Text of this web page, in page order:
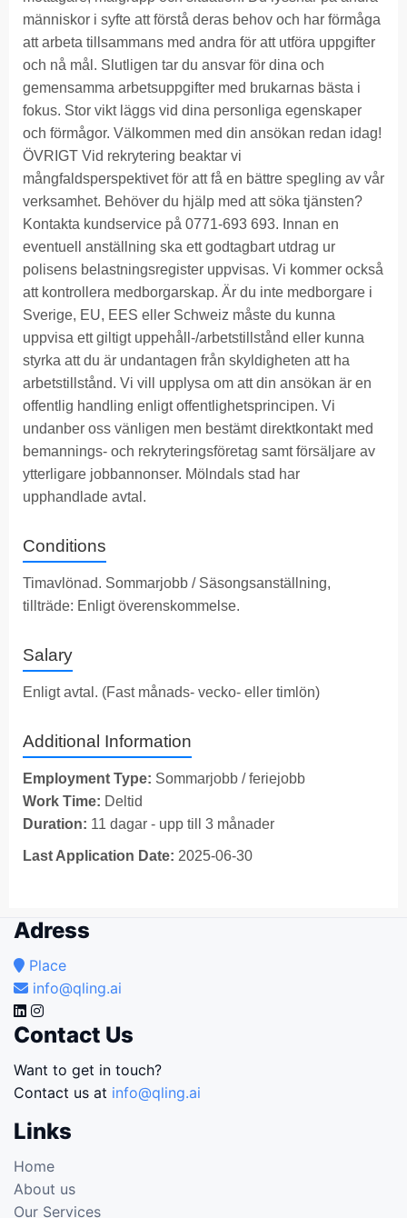
människor i syfte att förstå deras behov och har förmåga
att arbeta tillsammans med andra för att utföra uppgifter
och nå mål. Slutligen tar du ansvar för dina och
gemensamma arbetsuppgifter med brukarnas bästa i
fokus. Stor vikt läggs vid dina personliga egenskaper
och förmågor. Välkommen med din ansökan redan idag!
ÖVRIGT Vid rekrytering beaktar vi
mångfaldsperspektivet för att få en bättre spegling av vår
verksamhet. Behöver du hjälp med att söka tjänsten?
Kontakta kundservice på 0771-693 693. Innan en
eventuell anställning ska ett godtagbart utdrag ur
polisens belastningsregister uppvisas. Vi kommer också
att kontrollera medborgarskap. Är du inte medborgare i
Sverige, EU, EES eller Schweiz måste du kunna
uppvisa ett giltigt uppehåll-/arbetstillstånd eller kunna
styrka att du är undantagen från skyldigheten att ha
arbetstillstånd. Vi vill upplysa om att din ansökan är en
offentlig handling enligt offentlighetsprincipen. Vi
undanber oss vänligen men bestämt direktkontakt med
bemannings- och rekryteringsföretag samt försäljare av
ytterligare jobbannonser. Mölndals stad har
upphandlade avtal.
Conditions
Timavlönad. Sommarjobb / Säsongsanställning,
tillträde: Enligt överenskommelse.
Salary
Enligt avtal. (Fast månads- vecko- eller timlön)
Additional Information
Employment Type: Sommarjobb / feriejobb
Work Time: Deltid
Duration: 11 dagar - upp till 3 månader
Last Application Date: 2025-06-30
Adress
Place
info@qling.ai
Contact Us
Want to get in touch?
Contact us at info@qling.ai
Links
Home
About us
Our Services